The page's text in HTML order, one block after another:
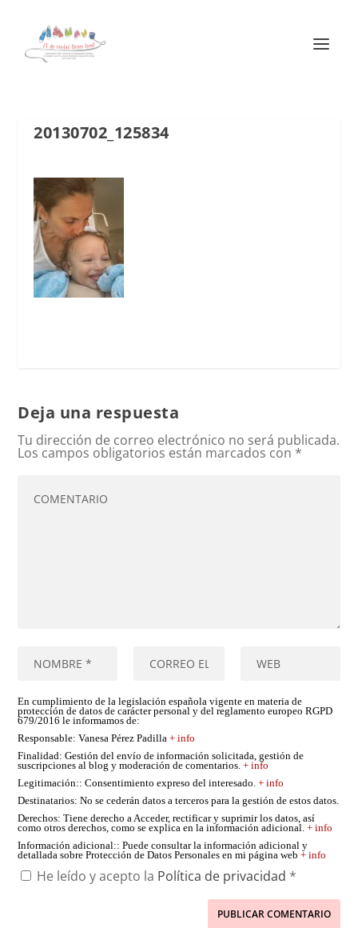
20130702_125834
Deja una respuesta
Tu dirección de correo electrónico no será publicada.
Los campos obligatorios están marcados con *
En cumplimiento de la legislación española vigente en materia de
protección de datos de carácter personal y del reglamento europeo RGPD
679/2016 le informamos de:
Responsable: Vanesa Pérez Padilla+ info
Finalidad: Gestión del envío de información solicitada, gestión de
suscripciones al blog y moderación de comentarios.+ info
Legitimación:: Consentimiento expreso del interesado.+ info
Destinatarios: No se cederán datos a terceros para la gestión de estos datos.
Derechos: Tiene derecho a Acceder, rectificar y suprimir los datos, así
como otros derechos, como se explica en la información adicional.+ info
Información adicional:: Puede consultar la información adicional y
detallada sobre Protección de Datos Personales en mi página web+ info
He leído y acepto la Política de privacidad *